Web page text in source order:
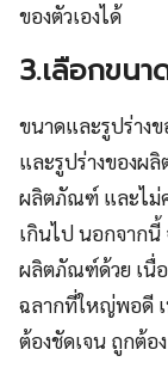
ของตัวเองได้
3.เลือกขนา
ขนาดและรูปร่าง
และรูปร่างของผ
ผลิตภัณฑ์ และไม่
เกินไป นอกจากนี้
ผลิตภัณฑ์ด้วย เนื่อ
ฉลากที่ใหญ่พอดี
ต้องชัดเจน ถูกต้อ